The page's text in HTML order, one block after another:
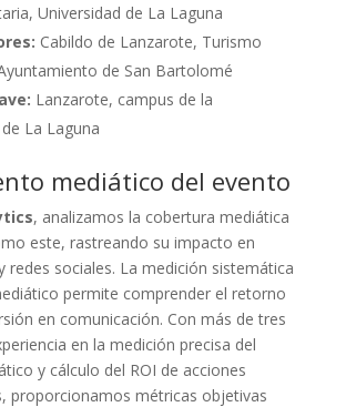
Universidad de La Laguna
Cabildo de Lanzarote, Turismo
de San Bartolomé
Lanzarote, campus de la
La Laguna
mediático del evento
, analizamos la cobertura mediática
este, rastreando su impacto en
redes sociales. La medición sistemática
permite comprender el retorno
en comunicación. Con más de tres
en la medición precisa del
y cálculo del ROI de acciones
proporcionamos métricas objetivas